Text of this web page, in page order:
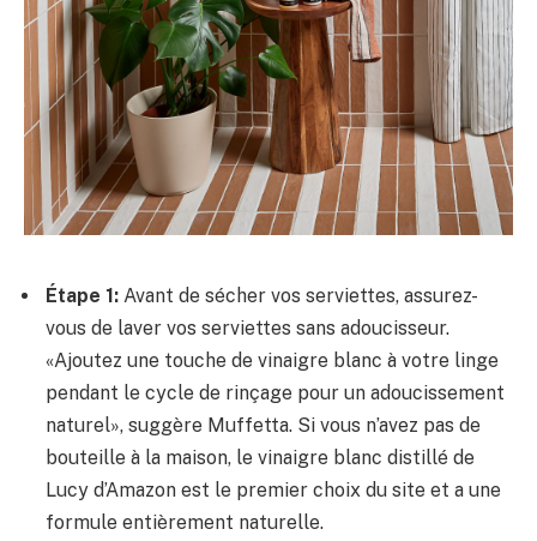
Étape 1: Avant de sécher vos serviettes, assurez-
vous de laver vos serviettes sans adoucisseur.
«Ajoutez une touche de vinaigre blanc à votre linge
pendant le cycle de rinçage pour un adoucissement
naturel», suggère Muffetta. Si vous n’avez pas de
bouteille à la maison, le vinaigre blanc distillé de
Lucy d’Amazon est le premier choix du site et a une
formule entièrement naturelle.